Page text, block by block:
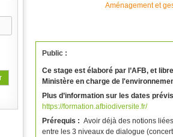
Aménagement et
Public :
Ce stage est élaboré par l’AFB, et
Ministère en charge de
Plus d’information sur les dates
https://formation.afbiodiversite.fr/
Prérequis :Avoir déjà des notions
entre les 3 niveaux de dialogue